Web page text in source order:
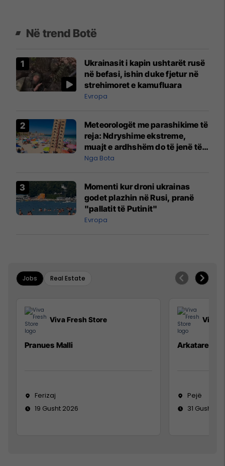
Në trend Botë
Ukrainasit i kapin ushtarët rusë
në befasi, ishin duke fjetur në
strehimoret e kamufluara
Evropa
Meteorologët me parashikime të
reja: Ndryshime ekstreme,
muajt e ardhshëm do të jenë të
pazakontë
Nga Bota
Momenti kur droni ukrainas
godet plazhin në Rusi, pranë
"pallatit të Putinit"
Evropa
Jobs Real Estate
Viva Fresh Store
Pranues Malli
Ferizaj
19 Gusht 2026
Viva
Arkatare
Pejë
31 Gusht